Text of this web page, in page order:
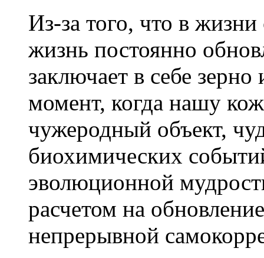
Из-за того, что в
жизнь постоянно
заключает в себе
момент, когда нашу
чужеродный объект,
биохимических
эволюционной
расчетом на
непрерывной